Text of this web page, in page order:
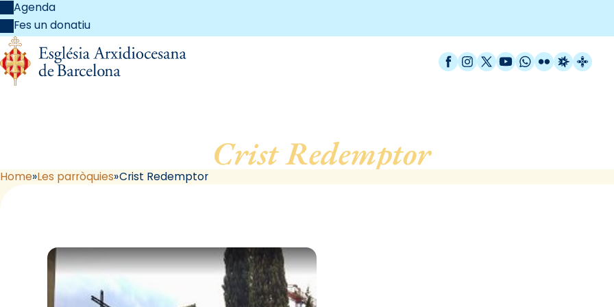
Agenda
Fes un donatiu
Facebook
Instagram
X / Twitter
YouTube
WhatsApp
FlickrRadio
Crist Redemptor, de Barcelona
Home Les parròquies Crist Redemptor